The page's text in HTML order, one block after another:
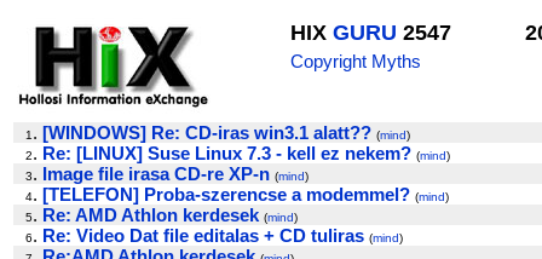
HIX GURU 2547
Copyright Myths
1 . [WINDOWS] Re: CD-iras win3.1 alatt?? (mind)
2. Re: [LINUX] Suse Linux 7.3 - kell ez nekem? (mind)
3. Image file irasa CD-re XP-n (mind)
4. [TELEFON] Proba-szerencse a modemmel? (mind)
5. Re: AMD Athlon kerdesek (mind)
6. Re: Video Dat file editalas + CD tuliras (mind)